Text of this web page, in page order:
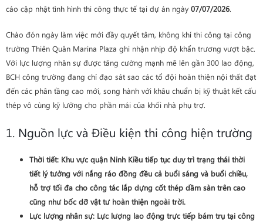
cáo cập nhật tình hình thi công thực tế tại dự án ngày 07/07/2026.
Chào đón ngày làm việc mới đầy quyết tâm, không khí thi công tại công
trường Thiên Quân Marina Plaza ghi nhận nhịp độ khẩn trương vượt bậc.
Với lực lượng nhân sự được tăng cường mạnh mẽ lên gần 300 lao động,
BCH công trường đang chỉ đạo sát sao các tổ đội hoàn thiện nội thất đạt
đến các phân tầng cao mới, song hành với khâu chuẩn bị kỹ thuật kết cấu
thép vô cùng kỹ lưỡng cho phần mái của khối nhà phụ trợ.
1. Nguồn lực và Điều kiện thi công hiện trường
Thời tiết: Khu vực quận Ninh Kiều tiếp tục duy trì trạng thái thời
tiết lý tưởng với nắng ráo đồng đều cả buổi sáng và buổi chiều,
hỗ trợ tối đa cho công tác lắp dựng cốt thép dầm sàn trên cao
cũng như bốc dỡ vật tư hoàn thiện ngoài trời.
Lực lượng nhân sự: Lực lượng lao động trực tiếp bám trụ tại công